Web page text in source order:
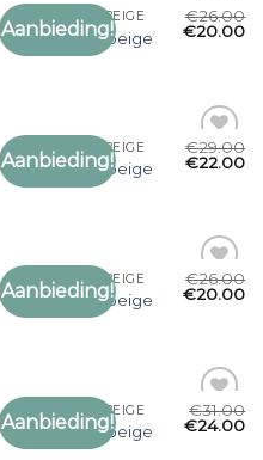
Aanbieding!
Toevoegen
SJAAL DAMES BEIGE
sjaal dames beige
€26.00
€20.00
Aanbieding!
Toevoegen
SJAAL DAMES BEIGE
sjaal dames beige
€29.00
€22.00
Aanbieding!
Toevoegen
SJAAL DAMES BEIGE
sjaal dames beige
€26.00
€20.00
Aanbieding!
Toevoegen
SJAAL DAMES BEIGE
sjaal dames beige
€31.00
€24.00